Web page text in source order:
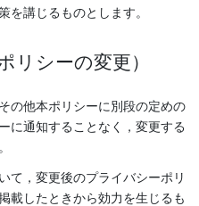
を講じるものとします。
リシーの変更）
の他本ポリシーに別段の定めの
に通知することなく，変更する
て，変更後のプライバシーポリ
載したときから効力を生じるも